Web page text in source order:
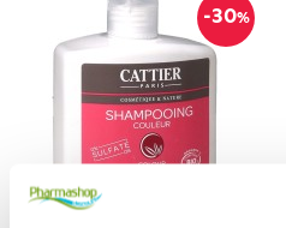
-30%